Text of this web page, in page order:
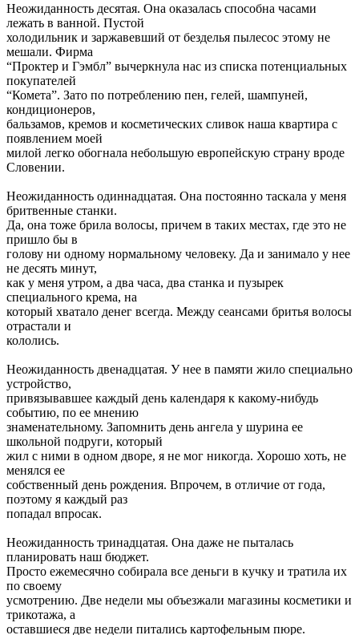
Неожиданность десятая. Она оказалась способна часами
лежать в ванной. Пустой
холодильник и заржавевший от безделья пылесос этому не
мешали. Фирма
“Проктер и Гэмбл” вычеркнула нас из списка потенциальных
покупателей
“Комета”. Зато по потреблению пен, гелей, шампуней,
кондиционеров,
бальзамов, кремов и косметических сливок наша квартира с
появлением моей
милой легко обогнала небольшую европейскую страну вроде
Словении.
Неожиданность одиннадцатая. Она постоянно таскала у меня
бритвенные станки.
Да, она тоже брила волосы, причем в таких местах, где это не
пришло бы в
голову ни одному нормальному человеку. Да и занимало у нее
не десять минут,
как у меня утром, а два часа, два станка и пузырек
специального крема, на
который хватало денег всегда. Между сеансами бритья волосы
отрастали и
кололись.
Неожиданность двенадцатая. У нее в памяти жило специально
устройство,
привязывавшее каждый день календаря к какому-нибудь
событию, по ее мнению
знаменательному. Запомнить день ангела у шурина ее
школьной подруги, который
жил с ними в одном дворе, я не мог никогда. Хорошо хоть, не
менялся ее
собственный день рождения. Впрочем, в отличие от года,
поэтому я каждый раз
попадал впросак.
Неожиданность тринадцатая. Она даже не пыталась
планировать наш бюджет.
Просто ежемесячно собирала все деньги в кучку и тратила их
по своему
усмотрению. Две недели мы объезжали магазины косметики и
трикотажа, а
оставшиеся две недели питались картофельным пюре.